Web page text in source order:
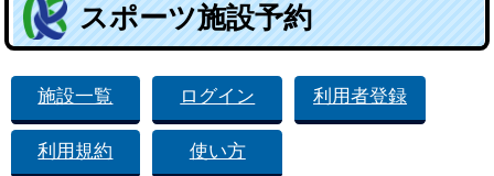
スポーツ施設予約
施設一覧 ログイン 利用者登録
利用規約 使い方